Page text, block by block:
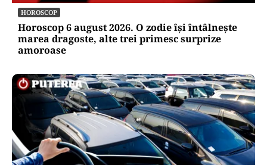
HOROSCOP
Horoscop 6 august 2026. O zodie își întâlnește
marea dragoste, alte trei primesc surprize
amoroase